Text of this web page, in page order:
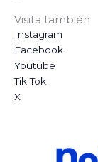
Visita también
Instagram
Facebook
Youtube
Tik Tok
X